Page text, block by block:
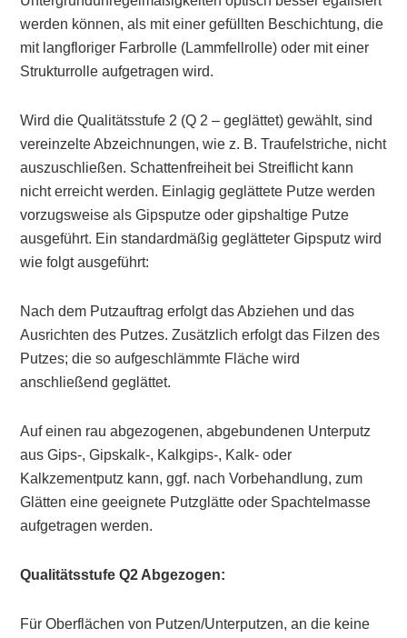
werden können, als mit einer gefüllten Beschichtung, die
mit langfloriger Farbrolle (Lammfellrolle) oder mit einer
Strukturrolle aufgetragen wird.
Wird die Qualitätsstufe 2 (Q 2 – geglättet) gewählt, sind
vereinzelte Abzeichnungen, wie z. B. Traufelstriche, nicht
auszuschließen. Schattenfreiheit bei Streiflicht kann
nicht erreicht werden. Einlagig geglättete Putze werden
vorzugsweise als Gipsputze oder gipshaltige Putze
ausgeführt. Ein standardmäßig geglätteter Gipsputz wird
wie folgt ausgeführt:
Nach dem Putzauftrag erfolgt das Abziehen und das
Ausrichten des Putzes. Zusätzlich erfolgt das Filzen des
Putzes; die so aufgeschlämmte Fläche wird
anschließend geglättet.
Auf einen rau abgezogenen, abgebundenen Unterputz
aus Gips-, Gipskalk-, Kalkgips-, Kalk- oder
Kalkzementputz kann, ggf. nach Vorbehandlung, zum
Glätten eine geeignete Putzglätte oder Spachtelmasse
aufgetragen werden.
Qualitätsstufe Q2 Abgezogen:
Für Oberflächen von Putzen/Unterputzen, an die keine